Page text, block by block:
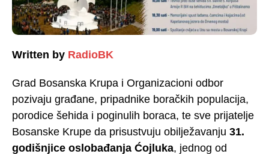
Written by RadioBK
Grad Bosanska Krupa i Organizacioni odbor
pozivaju građane, pripadnike boračkih populacija,
porodice šehida i poginulih boraca, te sve prijatelje
Bosanske Krupe da prisustvuju obilježavanju 31.
godišnjice oslobađanja Ćojluka, jednog od